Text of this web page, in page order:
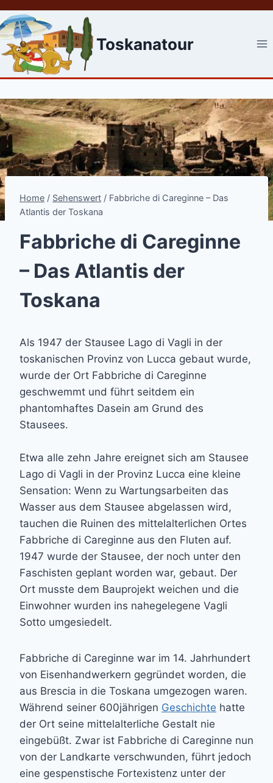
Skip
to
content
Toskanatour
Home / Sehenswert / Fabbriche di Careginne – Das
Atlantis der Toskana
Fabbriche di Careginne
– Das Atlantis der
Toskana
Als 1947 der Stausee Lago di Vagli in der
toskanischen Provinz von Lucca gebaut wurde,
wurde der Ort Fabbriche di Careginne
geschwemmt und führt seitdem ein
phantomhaftes Dasein am Grund des
Stausees.
Etwa alle zehn Jahre ereignet sich am Stausee
Lago di Vagli in der Provinz Lucca eine kleine
Sensation: Wenn zu Wartungsarbeiten das
Wasser aus dem Stausee abgelassen wird,
tauchen die Ruinen des mittelalterlichen Ortes
Fabbriche di Careginne aus den Fluten auf.
1947 wurde der Stausee, der noch unter den
Faschisten geplant worden war, gebaut. Der
Ort musste dem Bauprojekt weichen und die
Einwohner wurden ins nahegelegene Vagli
Sotto umgesiedelt.
Fabbriche di Careginne war im 14. Jahrhundert
von Eisenhandwerkern gegründet worden, die
aus Brescia in die Toskana umgezogen waren.
Während seiner 600jährigen Geschichte hatte
der Ort seine mittelalterliche Gestalt nie
eingebüßt. Zwar ist Fabbriche di Careginne nun
von der Landkarte verschwunden, führt jedoch
eine gespenstische Fortexistenz unter der